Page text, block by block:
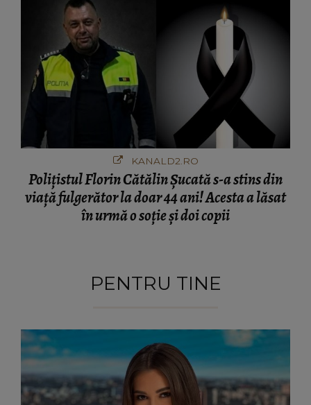
KANALD2.RO
Polițistul Florin Cătălin Șucată s-a stins din
viață fulgerător la doar 44 ani! Acesta a lăsat
în urmă o soție și doi copii
PENTRU TINE